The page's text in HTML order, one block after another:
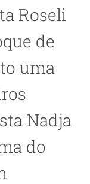
Roseli
de
uma
Nadja
do